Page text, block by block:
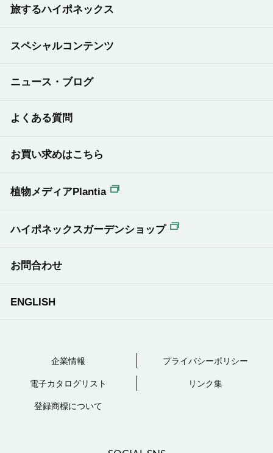
旅するハイポネックス
スペシャルコンテンツ
ニュース・ブログ
よくある質問
お買い求めはこちら
植物メディアPlantia
ハイポネックスガーデンショップ
お問合わせ
ENGLISH
企業情報 プライバシーポリシー
電子カタログリスト リンク集
登録商標について